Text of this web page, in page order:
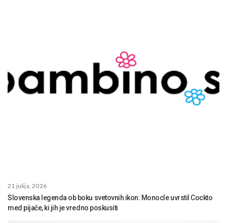
21 julija, 2026
Slovenska legenda ob boku svetovnih ikon: Monocle uvrstil Cockto
med pijače, ki jih je vredno poskusiti